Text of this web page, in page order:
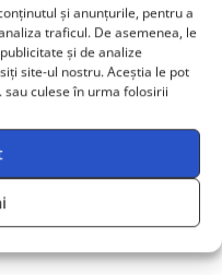
și anunțurile, pentru a
traficul. De asemenea, le
și de analize
site-ul nostru. Aceștia le pot
culese în urma folosirii
a unei
tehnic